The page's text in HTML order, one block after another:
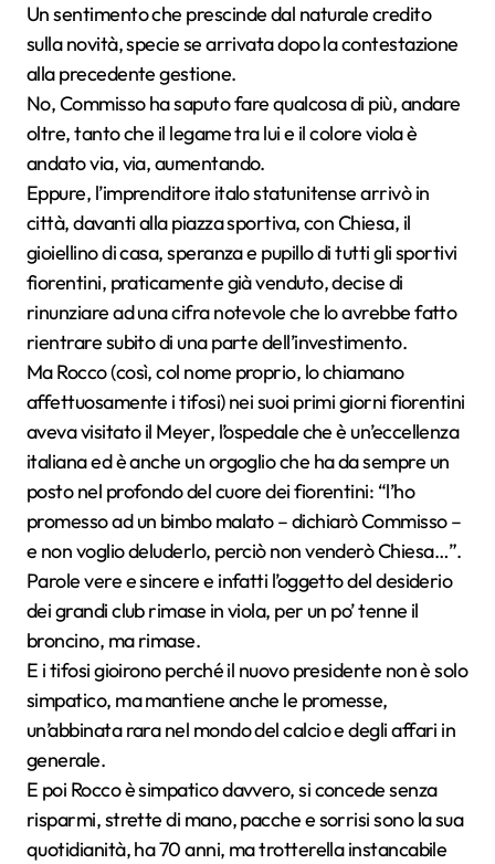
Un sentimento che prescinde dal naturale credito
sulla novità, specie se arrivata dopo la contestazione
alla precedente gestione.
No, Commisso ha saputo fare qualcosa di più, andare
oltre, tanto che il legame tra lui e il colore viola è
andato via, via, aumentando.
Eppure, l’imprenditore italo statunitense arrivò in
città, davanti alla piazza sportiva, con Chiesa, il
gioiellino di casa, speranza e pupillo di tutti gli sportivi
fiorentini, praticamente già venduto, decise di
rinunziare ad una cifra notevole che lo avrebbe fatto
rientrare subito di una parte dell’investimento.
Ma Rocco (così, col nome proprio, lo chiamano
affettuosamente i tifosi) nei suoi primi giorni fiorentini
aveva visitato il Meyer, l’ospedale che è un’eccellenza
italiana ed è anche un orgoglio che ha da sempre un
posto nel profondo del cuore dei fiorentini: “l’ho
promesso ad un bimbo malato – dichiarò Commisso –
e non voglio deluderlo, perciò non venderò Chiesa…”.
Parole vere e sincere e infatti l’oggetto del desiderio
dei grandi club rimase in viola, per un po’ tenne il
broncino, ma rimase.
E i tifosi gioirono perché il nuovo presidente non è solo
simpatico, ma mantiene anche le promesse,
un’abbinata rara nel mondo del calcio e degli affari in
generale.
E poi Rocco è simpatico davvero, si concede senza
risparmi, strette di mano, pacche e sorrisi sono la sua
quotidianità, ha 70 anni, ma trotterella instancabile